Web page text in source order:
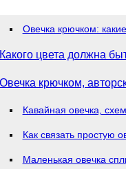
Овечка крючком:
цвета должна
крючком,
Кавайная овечка,
Как связать простую
Маленькая овечка